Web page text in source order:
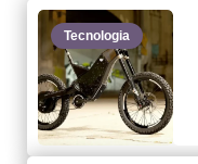
Tecnologia